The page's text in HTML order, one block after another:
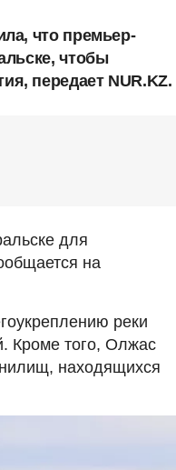
что премьер-
чтобы
передает NUR.KZ.
для
на
реки
Кроме того, Олжас
находящихся